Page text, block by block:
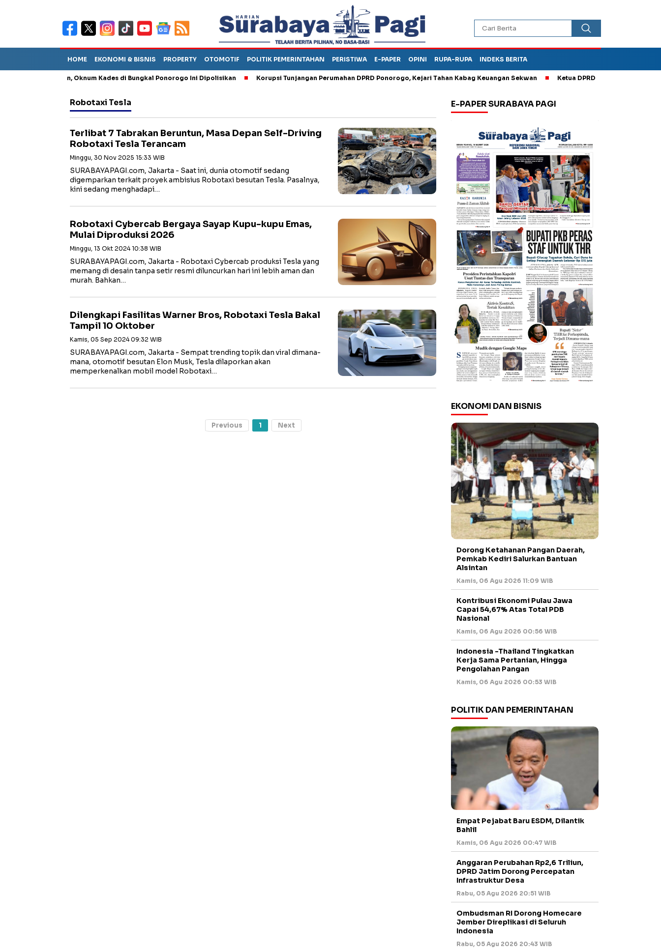
HOME EKONOMI & BISNIS PROPERTY OTOMOTIF POLITIK PEMERINTAHAN PERISTIWA E-PAPER OPINI RUPA-RUPA INDEKS BERITA
Penganiayaan, Oknum Kades di Bungkal Ponorogo Ini Dipolisikan Korupsi Tunjangan Perumahan DPRD Ponorogo, Kejari Tahan Kabag Keuangan Sekwan Ketua DPRD Kota Madiun Sebut TPA
Robotaxi Tesla
Terlibat 7 Tabrakan Beruntun, Masa Depan Self-Driving
Robotaxi Tesla Terancam
Minggu, 30 Nov 2025 15:33 WIB
SURABAYAPAGI.com, Jakarta - Saat ini, dunia otomotif sedang
digemparkan terkait proyek ambisius Robotaxi besutan Tesla. Pasalnya,
kini sedang menghadapi…
Robotaxi Cybercab Bergaya Sayap Kupu-kupu Emas,
Mulai Diproduksi 2026
Minggu, 13 Okt 2024 10:38 WIB
SURABAYAPAGI.com, Jakarta - Robotaxi Cybercab produksi Tesla yang
memang di desain tanpa setir resmi diluncurkan hari ini lebih aman dan
murah. Bahkan…
Dilengkapi Fasilitas Warner Bros, Robotaxi Tesla Bakal
Tampil 10 Oktober
Kamis, 05 Sep 2024 09:32 WIB
SURABAYAPAGI.com, Jakarta - Sempat trending topik dan viral dimana-
mana, otomotif besutan Elon Musk, Tesla dilaporkan akan
memperkenalkan mobil model Robotaxi…
Previous 1 Next
E-PAPER SURABAYA PAGI
EKONOMI DAN BISNIS
Dorong Ketahanan Pangan Daerah,
Pemkab Kediri Salurkan Bantuan
Alsintan
Kamis, 06 Agu 2026 11:09 WIB
Kontribusi Ekonomi Pulau Jawa
Capai 54,67% Atas Total PDB
Nasional
Kamis, 06 Agu 2026 00:56 WIB
Indonesia -Thailand Tingkatkan
Kerja Sama Pertanian, Hingga
Pengolahan Pangan
Kamis, 06 Agu 2026 00:53 WIB
POLITIK DAN PEMERINTAHAN
Empat Pejabat Baru ESDM, Dilantik
Bahlil
Kamis, 06 Agu 2026 00:47 WIB
Anggaran Perubahan Rp2,6 Triliun,
DPRD Jatim Dorong Percepatan
Infrastruktur Desa
Rabu, 05 Agu 2026 20:51 WIB
Ombudsman RI Dorong Homecare
Jember Direplikasi di Seluruh
Indonesia
Rabu, 05 Agu 2026 20:43 WIB